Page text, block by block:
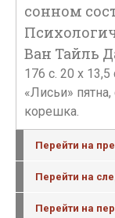
сонном
Ван Тайль
176 c. 20 x
«Лисьи»
корешка.
Перейти на
Перейти на
Перейти на